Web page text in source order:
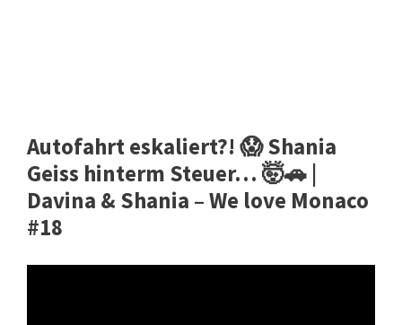
Autofahrt eskaliert?! 😱 Shania
Geiss hinterm Steuer… 🤯🚗 |
Davina & Shania – We love Monaco
#18